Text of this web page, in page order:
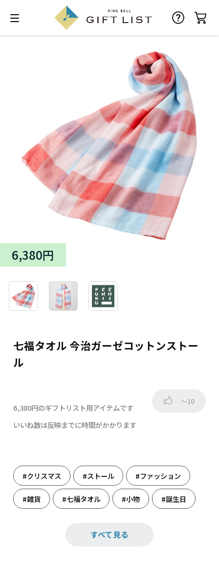
七福タオル 今治ガーゼコットンストー
ル
6,380円
6,380円のギフトリスト用アイテムです
～10
いいね数は反映までに時間がかかります
#クリスマス #ストール #ファッション
#雑貨 #七福タオル #小物 #誕生日
すべて見る